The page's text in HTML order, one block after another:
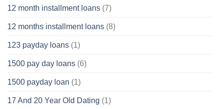
12 month installment loans (7)
12 months installment loans (8)
123 payday loans (1)
1500 pay day loans (6)
1500 payday loan (1)
17 And 20 Year Old Dating (1)